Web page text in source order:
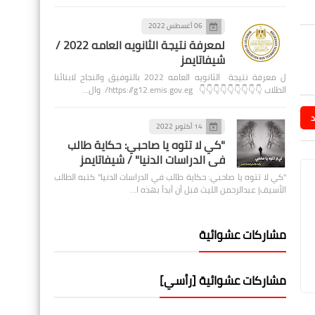
06 أغسطس 2022
لمعرفة نتيجة الثانويه العامه 2022 /
شيفاتايمز
ل معرفة نتيجة الثانويه العامه 2022 بالتوفيق والنجاح لابنائنا
الطلاب 👇👇👇👇👇👇👇👇👇 https://g12.emis.gov.eg/ وال…
14 أكتوبر 2022
"كي لا تتوه يا صاحبي: حكاية طالب
في الدراسات الدنيا" / شيفاتايمز
"كي لا تتوه يا صاحبي: حكاية طالب في الدراسات الدنيا" كتبه الطالب
الأسيف| عبدالرحمن الليث قبل أن أبدأ بهذه ا…
مشاركات عشوائية
مشاركات عشوائية [رأسي]